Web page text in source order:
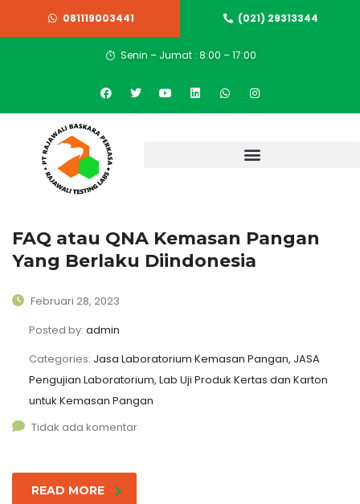
081119003441 (021) 29313344
Senin – Jumat : 8:00 – 17:00
FAQ atau QNA Kemasan Pangan
Yang Berlaku Diindonesia
Februari 28, 2023
Posted by: admin
Categories: Jasa Laboratorium Kemasan Pangan, JASA
Pengujian Laboratorium, Lab Uji Produk Kertas dan Karton
untuk Kemasan Pangan
Tidak ada komentar
READ MORE